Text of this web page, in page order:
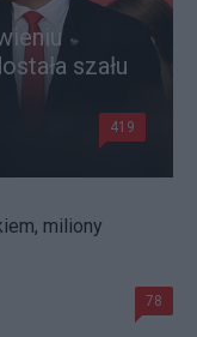
szału
419
miliony
78